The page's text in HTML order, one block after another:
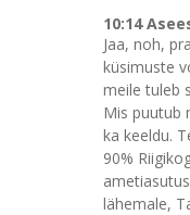
10:14
Jaa, noh,
küsimuste
meile tuleb
Mis puutub
ka keeldu.
90%
lähemale,